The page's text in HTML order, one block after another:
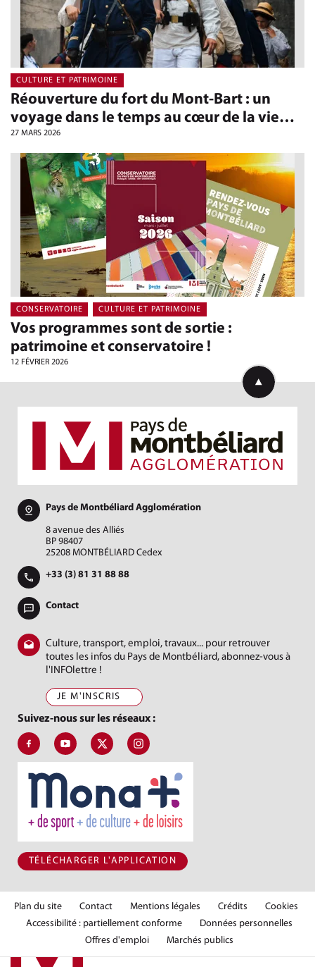
Réouverture du fort du Mont-Bart : un
voyage dans le temps au cœur de la vie…
27 MARS 2026
CULTURE ET PATRIMOINE
Vos programmes sont de sortie :
patrimoine et conservatoire !
12 FÉVRIER 2026
CONSERVATOIRE CULTURE ET PATRIMOINE
Retourner en
Pays de Montbéliard Agglomération
8 avenue des Alliés
BP 98407
25208 MONTBÉLIARD Cedex
+33 (3) 81 31 88 88
Contact
Culture, transport, emploi, travaux... pour retrouver
toutes les infos du Pays de Montbéliard, abonnez-vous à
l'INFOlettre !
JE M'INSCRIS
Suivez-nous sur les réseaux :
Suivez-nous sur Facebook, J'aime le Pays de Montbéliard
Suivez-nous sur Youtube, Pays de Montbéliard
Suivez-nous sur X, Pays de Montbéliard
Suivez-nous sur Instagram, Pays de
TÉLÉCHARGER L'APPLICATION
Plan du site Contact Mentions légales Crédits
Cookies
Accessibilité : partiellement conforme
Données personnelles
Offres d'emploi
Marchés publics